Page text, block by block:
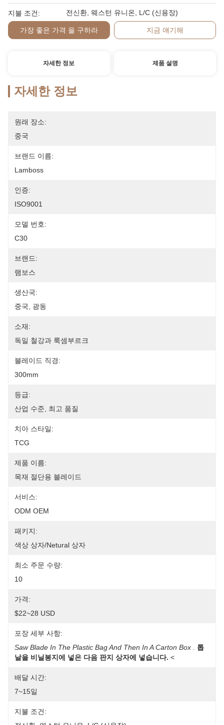
지불 조건: 전신환, 웨스턴 유니온, L/C (신용장)
가장 좋은 가격 을 구하라 지금 얘기해
자세한 정보 제품 설명
자세한 정보
원래 장소:
중국
브랜드 이름:
Lamboss
인증:
ISO9001
모델 번호:
C30
브랜드:
램보스
생산국:
중국, 광동
소재:
독일 철강과 룩셈부르크
블레이드 직경:
300mm
등급:
산업 수준, 최고 품질
치아 스타일:
TCG
제품 이름:
목재 절단용 블레이드
서비스:
ODM OEM
패키지:
색상 상자/Netural 상자
최소 주문 수량:
10
가격:
$22~28 USD
포장 세부 사항:
Saw Blade In The Plastic Bag And Then In A Carton Box .
톱
날을 비닐봉지에 넣은 다음 판지 상자에 넣습니다. <
배달 시간:
7~15일
지불 조건: